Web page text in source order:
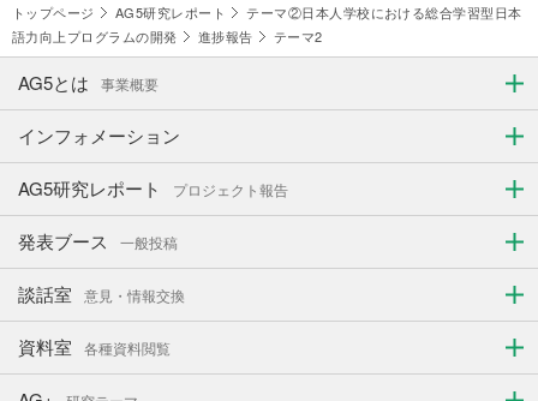
トップページ AG5研究レポート
テーマ②日本人学校における総合学習型日本
語力向上プログラムの開発
進捗報告 テーマ2
AG5とは 事業概要
インフォメーション
AG5研究レポート プロジェクト報告
発表ブース 一般投稿
談話室 意見・情報交換
資料室 各種資料閲覧